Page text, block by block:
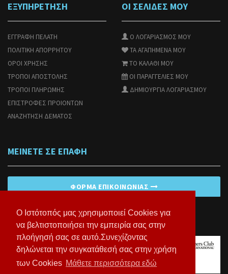
Ο Ιστότοπός μας χρησιμοποιεί Cookies για
να βελτιστοποιήσει την εμπειρία σας στην
πλοήγησή σας σε αυτό.Συνεχίζοντας
δηλώνεται την συγκατάθεσή σας στην χρήση
των Cookies Μάθετε περισσότερα εδώ
ΕΞΥΠΗΡΕΤΗΣΗ
ΕΓΓΡΑΦΗ ΠΕΛΑΤΗ
ΠΟΛΙΤΙΚΗ ΑΠΟΡΡΗΤΟΥ
ΟΡΟΙ ΧΡΗΣΗΣ
ΤΡΟΠΟΙ ΑΠΟΣΤΟΛΗΣ
ΤΡΟΠΟΙ ΠΛΗΡΩΜΗΣ
ΕΠΙΣΤΡΟΦΕΣ ΠΡΟΙΟΝΤΩΝ
ΑΝΑΖΗΤΗΣΗ ΔΕΜΑΤΟΣ
ΟΙ ΣΕΛΙΔΕΣ ΜΟΥ
Ο ΛΟΓΑΡΙΑΣΜΟΣ ΜΟΥ
ΤΑ ΑΓΑΠΗΜΕΝΑ ΜΟΥ
ΤΟ ΚΑΛΑΘΙ ΜΟΥ
ΟΙ ΠΑΡΑΓΓΕΛΙΕΣ ΜΟΥ
ΔΗΜΙΟΥΡΓΙΑ ΛΟΓΑΡΙΑΣΜΟΥ
ΜΕΙΝΕΤΕ ΣΕ ΕΠΑΦΗ
ΦΌΡΜΑ ΕΠΙΚΟΙΝΩΝΊΑΣ